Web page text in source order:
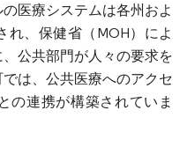
医療システムは各州およ
れ、保健省（MOH）によ
公共部門が人々の要求を
は、公共医療へのアクセ
の連携が構築されていま